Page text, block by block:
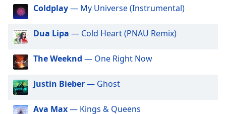
Text
Opacity
Text
Background
Color
Miled Music Carlos Gardel
Miled Music Jorge Muñiz
Miled Music José José
Miled Music Marco Antonio Muñiz
Miled Music Marco Antonio Solís
Coldplay— My Universe (Instrumental)
Dua Lipa — Cold Heart (PNAU Remix)
The Weeknd — One Right Now
Justin Bieber— Ghost
Ava Max— Kings & Queens